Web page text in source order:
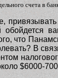
счета в
обойдется
что
В
$6000-